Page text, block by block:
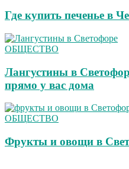
Где купить печенье в
ОБЩЕСТВО
Лангустины в
прямо у вас дома
ОБЩЕСТВО
Фрукты и овощи в